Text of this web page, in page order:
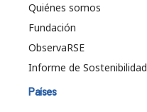
Quiénes somos
Fundación
ObservaRSE
Informe de Sostenibilidad
Países